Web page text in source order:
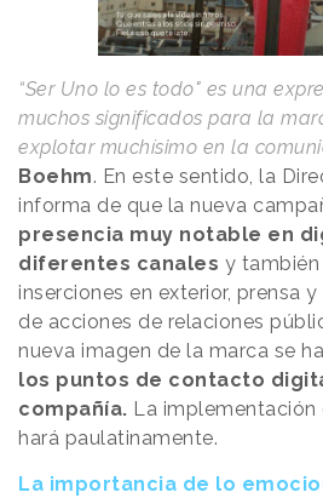
“Ser Uno lo es todo" es una
muchos significados para la
explotar muchísimo en la
Boehm. En este sentido, la
informa de que la nueva
presencia muy notable en
diferentes canales y
inserciones en exterior, prensa
de acciones de relaciones
nueva imagen de la marca se
los puntos de contacto
compañía. La implementación
hará paulatinamente.
La importancia de lo